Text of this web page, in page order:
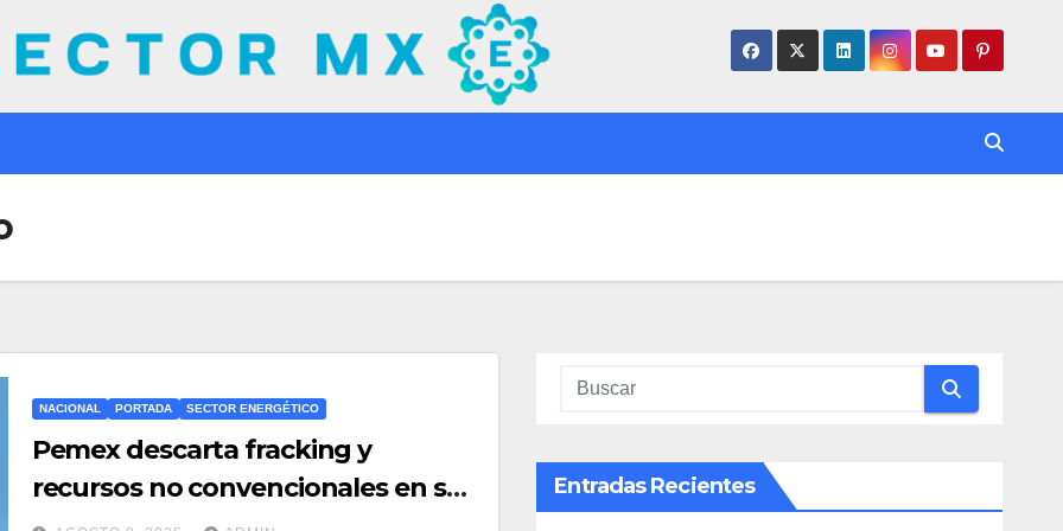
NACIONAL PORTADA SECTOR ENERGÉTICO
Pemex descarta fracking y
recursos no convencionales en su
Entradas Recientes